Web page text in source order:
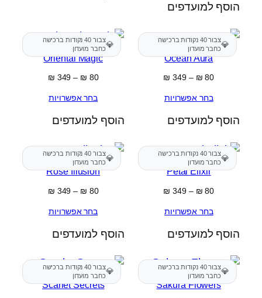
הוסף למועדפים
Ocean Aura
₪ 80
–
₪ 349
טווח
בחר אפשרויות
💎
צבור 40 נקודות ברכישה
כחבר מועדון
הוסף למועדפים
Oriental Magic
₪ 80
–
₪ 349
בחר אפשרויות
💎
צבור 40 נקודות ברכישה
כחבר מועדון
הוסף למועדפים
Petal Elixir
₪ 80
–
₪ 349
טווח
בחר אפשרויות
💎
צבור 40 נקודות ברכישה
כחבר מועדון
הוסף למועדפים
Rose Illusion
₪ 80
–
₪ 349
בחר אפשרויות
💎
צבור 40 נקודות ברכישה
כחבר מועדון
הוסף למועדפים
Sakura Flowers
💎
צבור 40 נקודות ברכישה
כחבר מועדון
Scarlet Secrets
💎
צבור 40 נקודות ברכישה
כחבר מועדון